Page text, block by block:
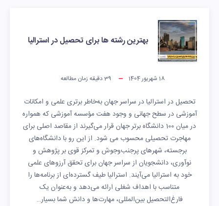
بهترین رشته ها برای تحصیل در استرالیا
18 شهریور 1404 39دقیقه زمان مطالعه
تحصیل در استرالیا در سراسر جهان به‌خاطر برتری علمی و امکانات
آموزشی در سطح جهانی و وجود هفت مؤسسه آموزشی که همواره
در میان 100 دانشگاه برتر جهان قرار می‌گیرند از مقاصد اصلی برای
مهاجرت تحصیلی محسوب می شود. از این رو با دانشگاه‌های
برجسته، شهرهای پرجنب‌وجوش و تمرکز قوی بر پژوهش و
نوآوری، دانشجویان از سراسر جهان برای تحقق آرزوهای علمی
خود به استرالیا می‌آیند. استرالیا طیف گسترده‌ای از برنامه‌ها را
متناسب با اهداف شغلی ارائه می‌دهد و به‌عنوان یک
فارغ‌التحصیل بین‌المللی، مهارت‌ها و دانش شما بسیار…